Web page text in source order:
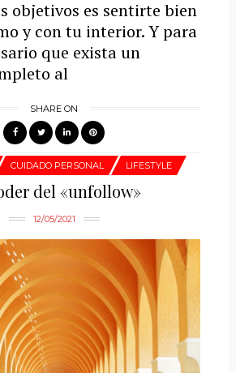
objetivos es sentirte bien
y con tu interior. Y para
que exista un
al
SHARE ON
CUIDADO PERSONAL LIFESTYLE
del «unfollow»
12/05/2021